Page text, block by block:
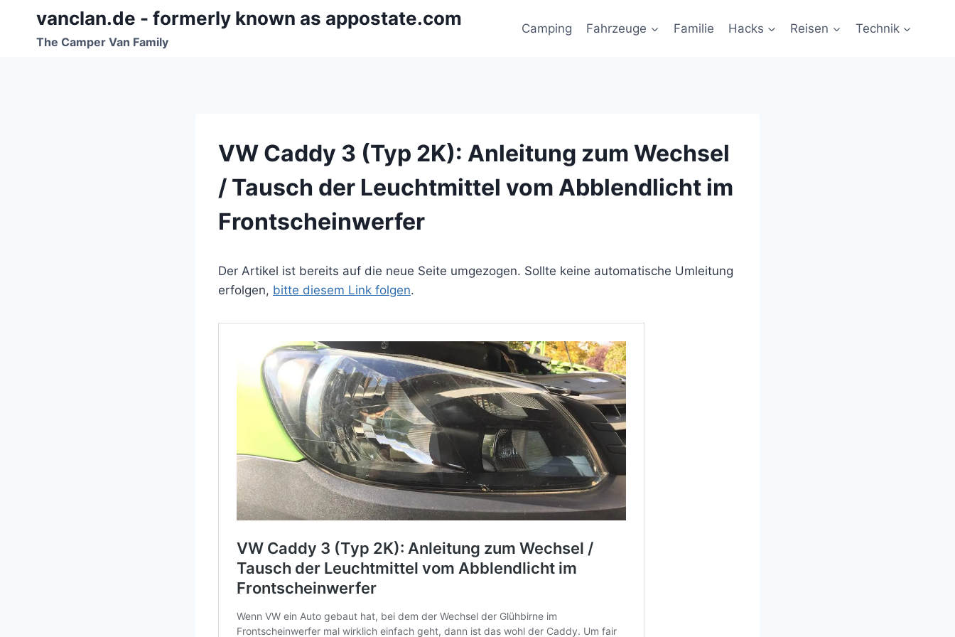
springen
vanclan.de - formerly known as appostate.com
The Camper Van Family
Camping Fahrzeuge Familie Hacks Reisen Technik
VW Caddy 3 (Typ 2K): Anleitung zum Wechsel
/ Tausch der Leuchtmittel vom Abblendlicht im
Frontscheinwerfer
Der Artikel ist bereits auf die neue Seite umgezogen. Sollte keine automatische Umleitung
erfolgen, bitte diesem Link folgen.